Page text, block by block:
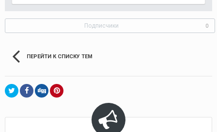
Подписчики 0
ПЕРЕЙТИ К СПИСКУ ТЕМ